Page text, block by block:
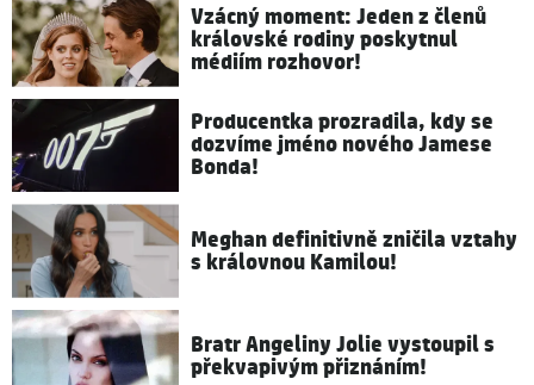
Vzácný moment: Jeden z členů
královské rodiny poskytnul
médiím rozhovor!
Producentka prozradila, kdy se
dozvíme jméno nového Jamese
Bonda!
Meghan definitivně zničila vztahy
s královnou Kamilou!
Bratr Angeliny Jolie vystoupil s
překvapivým přiznáním!